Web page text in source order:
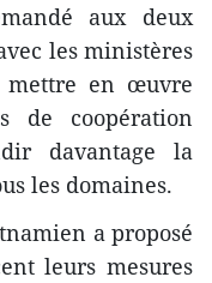
aux deux
les ministères
mettre en œuvre
de coopération
davantage la
les domaines.
a proposé
leurs mesures